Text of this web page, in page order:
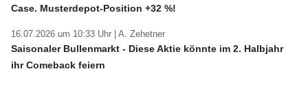
Case. Musterdepot-Position +32 %!
16.07.2026 um 10:33 Uhr | A. Zehetner
Saisonaler Bullenmarkt - Diese Aktie könnte im 2. Halbjahr
ihr Comeback feiern